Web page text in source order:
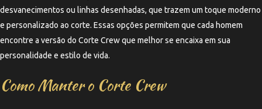
desvanecimentos ou linhas desenhadas, que trazem um toque moderno
e personalizado ao corte. Essas opções permitem que cada homem
encontre a versão do Corte Crew que melhor se encaixa em sua
personalidade e estilo de vida.
Como Manter o Corte Crew